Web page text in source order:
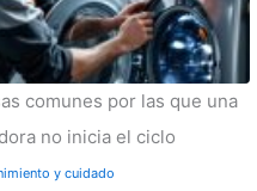
comunes por las que una
no inicia el ciclo
y cuidado